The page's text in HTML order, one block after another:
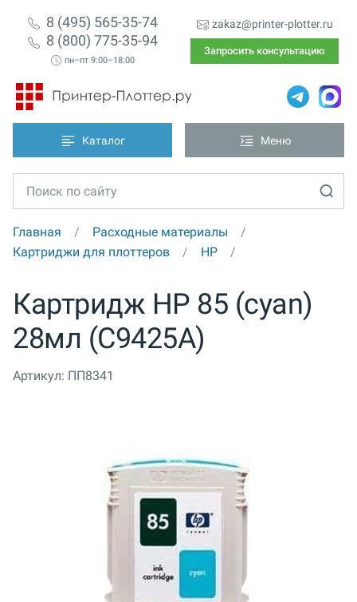
8 (495) 565-35-74
8 (800) 775-35-94
пн–пт 9:00–18:00
zakaz@printer-plotter.ru
Запросить консультацию
Каталог Меню
Главная
Расходные материалы
Картриджи для плоттеров
HP
Картридж HP 85 (cyan)
28мл (C9425A)
Артикул: ПП8341